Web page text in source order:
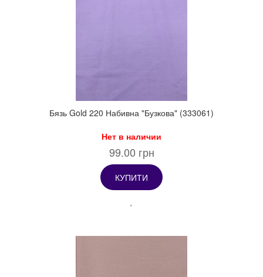
Бязь Gold 220 Набивна "Бузкова" (333061)
Нет в наличии
99.00 грн
КУПИТИ